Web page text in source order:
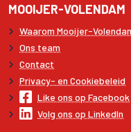
MOOIJER-VOLENDAM
Waarom Mooijer-
Ons team
Contact
Privacy- en Cookiebeleid
Like ons op Facebook
Volg ons op LinkedIn